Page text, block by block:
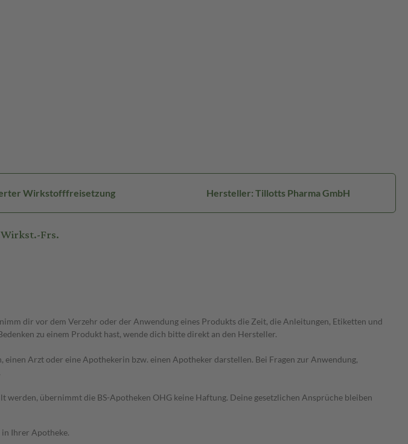
Wirkstofffreisetzung Hersteller: Tillotts Pharma GmbH
Frs.
dir vor dem Verzehr oder der Anwendung eines Produkts die Zeit, die Anleitungen, Etiketten und
zu einem Produkt hast, wende dich bitte direkt an den Hersteller.
Arzt oder eine Apothekerin bzw. einen Apotheker darstellen. Bei Fragen zur Anwendung,
übernimmt die BS-Apotheken OHG keine Haftung. Deine gesetzlichen Ansprüche bleiben
in Ihrer Apotheke.